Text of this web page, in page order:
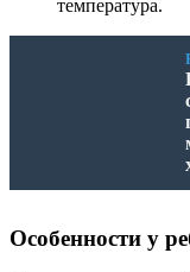
температура.
Особенности у